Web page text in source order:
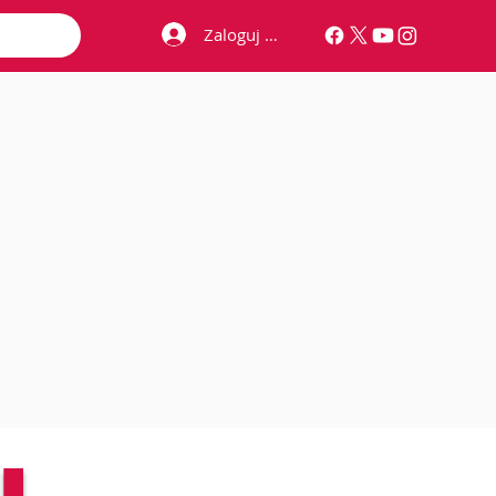
Zaloguj się